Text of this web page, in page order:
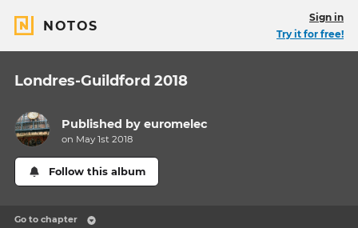
NOTOS
Sign in
Try it for free!
Londres-Guildford 2018
Published byeuromelec
on May 1st 2018
Follow this album
Go to chapter